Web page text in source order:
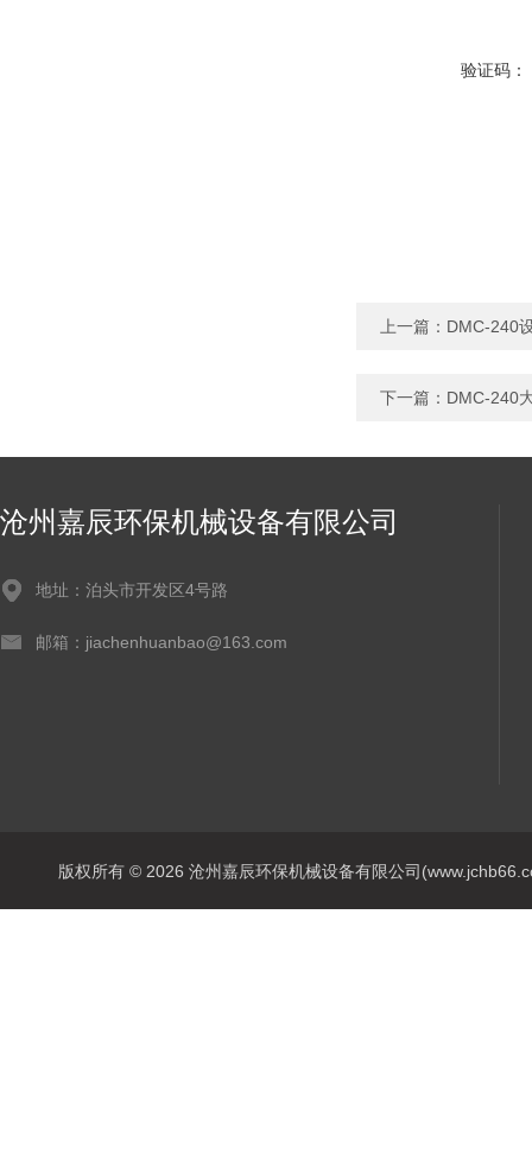
验证码：
上一篇： DMC-240
下一篇： DMC-240
沧州嘉辰环保机械设备有限公司
地址：泊头市开发区4号路
邮箱：jiachenhuanbao@163.com
版权所有 © 2026 沧州嘉辰环保机械设备有限公司